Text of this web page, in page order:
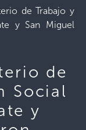
de Trabajo y
y San Miguel
de
Social
y